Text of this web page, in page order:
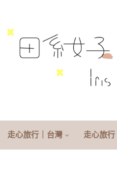
走心旅行｜台灣 走心旅